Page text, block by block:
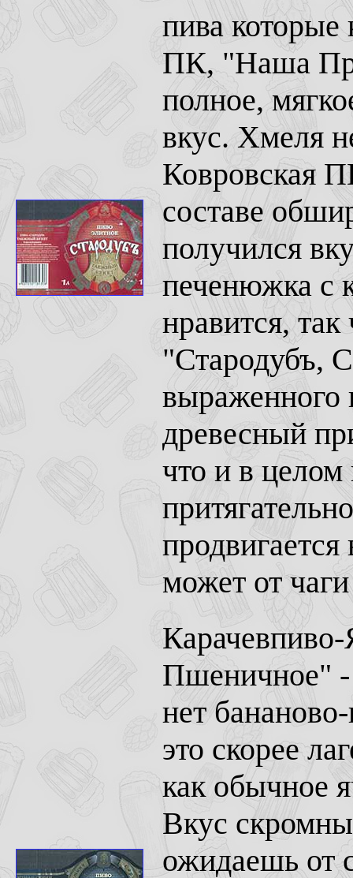
пива которые
ПК, "Наша
полное,
вкус. Хмеля
Ковровская
составе
получился
печенюжка с
нравится,
"Стародубъ,
выраженного
древесный
что и в целом
может от
Пшеничное" -
нет
это скорее
как обычное
Вкус
ожидаешь от